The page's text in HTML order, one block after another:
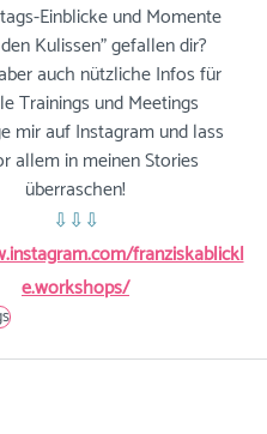
Einblicke und Momente
Kulissen" gefallen dir?
auch nützliche Infos für
Trainings und Meetings
mir auf Instagram und lass
allem in meinen Stories
überraschen!
⇩⇩⇩
franziskablickl
e.workshops/